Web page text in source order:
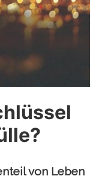
von Leben